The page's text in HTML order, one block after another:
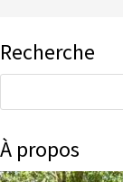
Recherche
À propos